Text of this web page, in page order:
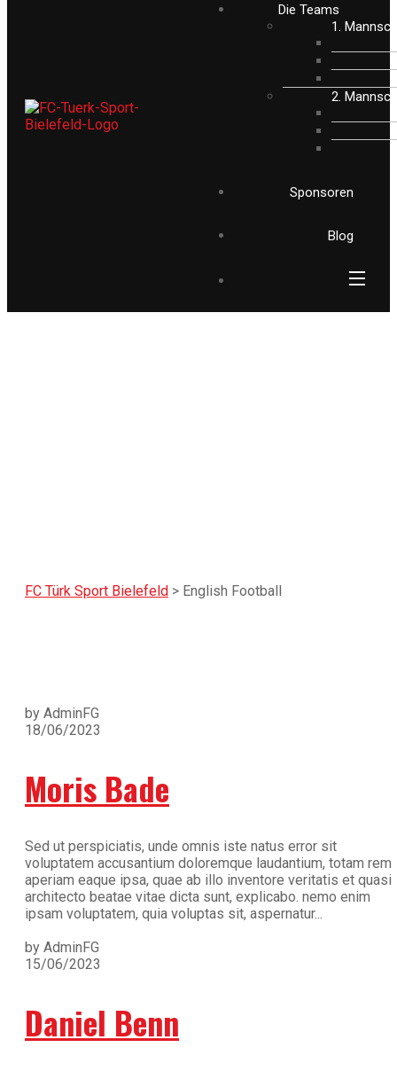
Die Teams
1.
2.
Sponsoren
Blog
FC Türk Sport Bielefeld > English Football
by AdminFG
18/06/2023
Moris Bade
Sed ut perspiciatis, unde omnis iste natus error sit
voluptatem accusantium doloremque laudantium, totam rem
aperiam eaque ipsa, quae ab illo inventore veritatis et quasi
architecto beatae vitae dicta sunt, explicabo. nemo enim
ipsam voluptatem, quia voluptas sit, aspernatur...
by AdminFG
15/06/2023
Daniel Benn